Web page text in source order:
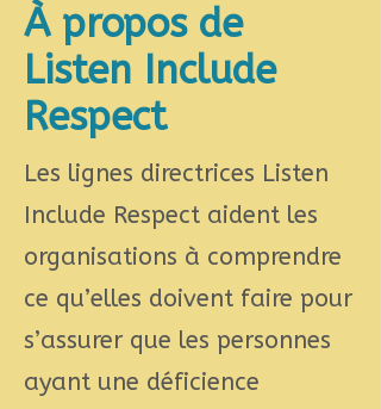
À propos de
Listen Include
Respect
Les lignes directrices Listen
Include Respect aident les
organisations à comprendre
ce qu’elles doivent faire pour
s’assurer que les personnes
ayant une déficience